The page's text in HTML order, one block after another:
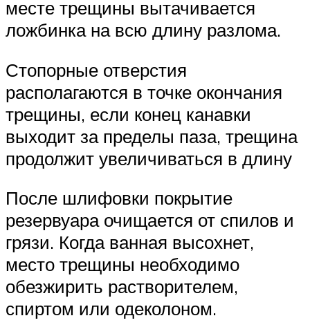
месте трещины вытачивается
ложбинка на всю длину разлома.
Стопорные отверстия
располагаются в точке окончания
трещины, если конец канавки
выходит за пределы паза, трещина
продолжит увеличиваться в длину
После шлифовки покрытие
резервуара очищается от спилов и
грязи. Когда ванная высохнет,
место трещины необходимо
обезжирить растворителем,
спиртом или одеколоном.